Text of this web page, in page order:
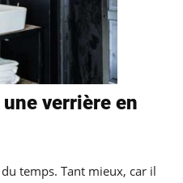
verrière en
temps. Tant mieux, car il